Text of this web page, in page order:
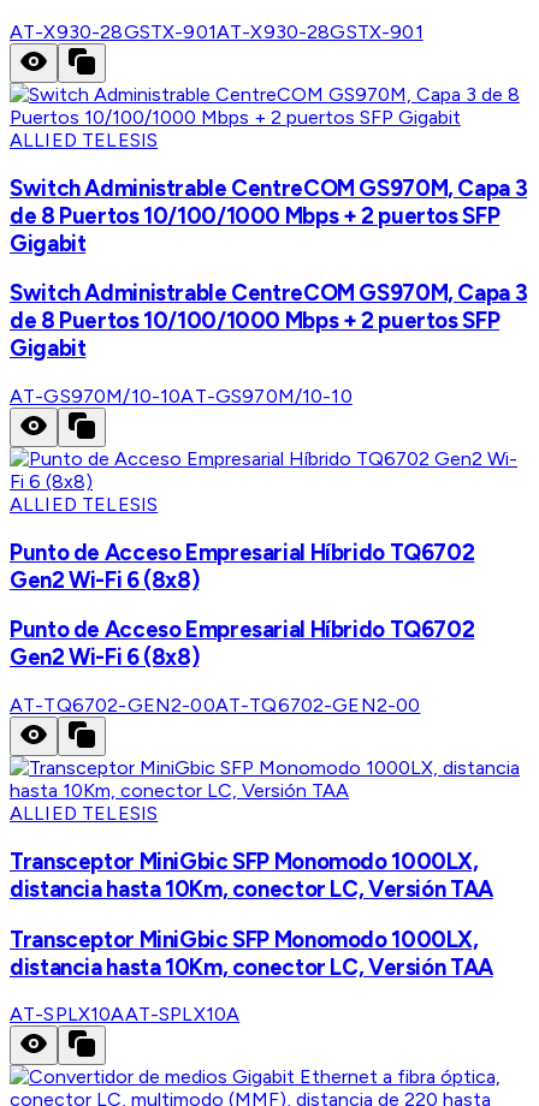
AT-X930-28GSTX-901AT-X930-28GSTX-901
ALLIED TELESIS
Switch Administrable CentreCOM GS970M, Capa 3
de 8 Puertos 10/100/1000 Mbps + 2 puertos SFP
Gigabit
Switch Administrable CentreCOM GS970M, Capa 3
de 8 Puertos 10/100/1000 Mbps + 2 puertos SFP
Gigabit
AT-GS970M/10-10AT-GS970M/10-10
ALLIED TELESIS
Punto de Acceso Empresarial Híbrido TQ6702
Gen2 Wi-Fi 6 (8x8)
Punto de Acceso Empresarial Híbrido TQ6702
Gen2 Wi-Fi 6 (8x8)
AT-TQ6702-GEN2-00AT-TQ6702-GEN2-00
ALLIED TELESIS
Transceptor MiniGbic SFP Monomodo 1000LX,
distancia hasta 10Km, conector LC, Versión TAA
Transceptor MiniGbic SFP Monomodo 1000LX,
distancia hasta 10Km, conector LC, Versión TAA
AT-SPLX10AAT-SPLX10A